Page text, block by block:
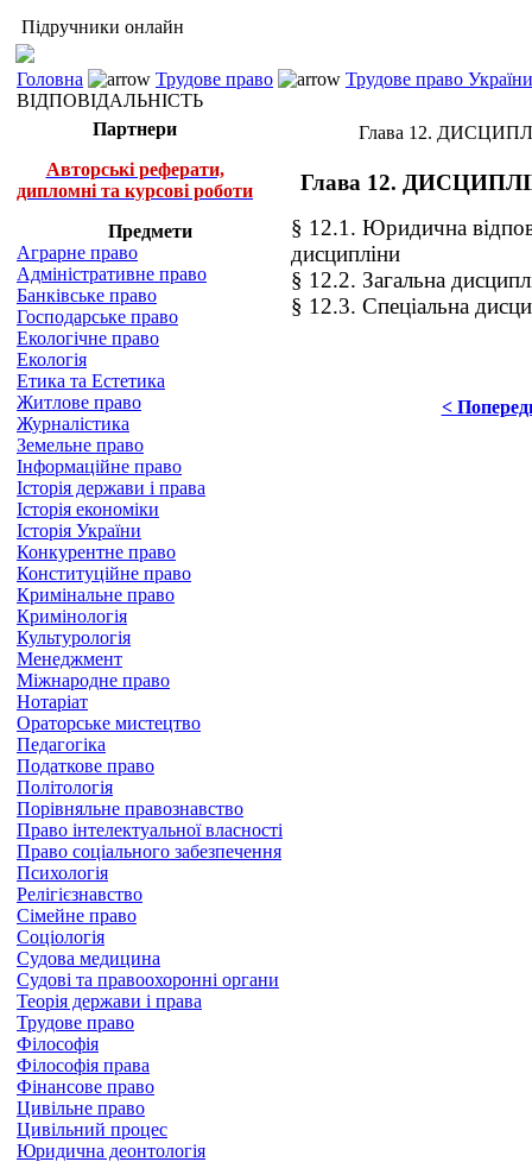
Підручники онлайн
Головна Трудове право
Трудове право
ВІДПОВІДАЛЬНІСТЬ
Партнери
Авторські реферати,
дипломні та курсові роботи
Предмети
Аграрне право
Адміністративне право
Банківське право
Господарське право
Екологічне право
Екологія
Етика та Естетика
Житлове право
Журналістика
Земельне право
Інформаційне право
Історія держави і права
Історія економіки
Історія України
Конкурентне право
Конституційне право
Кримінальне право
Кримінологія
Культурологія
Менеджмент
Міжнародне право
Нотаріат
Ораторське мистецтво
Педагогіка
Податкове право
Політологія
Порівняльне правознавство
Право інтелектуальної власності
Право соціального забезпечення
Психологія
Релігієзнавство
Сімейне право
Соціологія
Судова медицина
Судові та правоохоронні органи
Теорія держави і права
Трудове право
Філософія
Філософія права
Фінансове право
Цивільне право
Цивільний процес
Юридична деонтологія
Глава 12.
Глава 12.
§ 12.1. Юридична
дисципліни
§ 12.2. Загальна
§ 12.3. Спеціальна
<